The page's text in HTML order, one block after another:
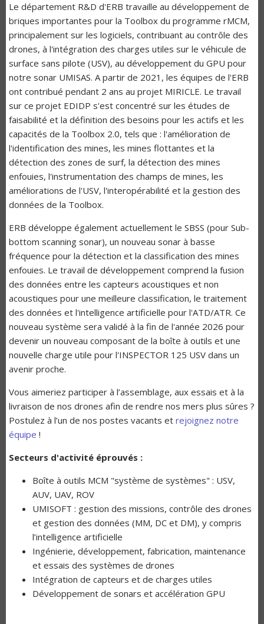
Le département R&D d'ERB travaille au développement de
briques importantes pour la Toolbox du programme rMCM,
principalement sur les logiciels, contribuant au contrôle des
drones, à l'intégration des charges utiles sur le véhicule de
surface sans pilote (USV), au développement du GPU pour
notre sonar UMISAS. A partir de 2021, les équipes de l'ERB
ont contribué pendant 2 ans au projet MIRICLE. Le travail
sur ce projet EDIDP s'est concentré sur les études de
faisabilité et la définition des besoins pour les actifs et les
capacités de la Toolbox 2.0, tels que : l'amélioration de
l'identification des mines, les mines flottantes et la
détection des zones de surf, la détection des mines
enfouies, l'instrumentation des champs de mines, les
améliorations de l'USV, l'interopérabilité et la gestion des
données de la Toolbox.
ERB développe également actuellement le SBSS (pour Sub-
bottom scanning sonar), un nouveau sonar à basse
fréquence pour la détection et la classification des mines
enfouies. Le travail de développement comprend la fusion
des données entre les capteurs acoustiques et non
acoustiques pour une meilleure classification, le traitement
des données et l'intelligence artificielle pour l'ATD/ATR. Ce
nouveau système sera validé à la fin de l'année 2026 pour
devenir un nouveau composant de la boîte à outils et une
nouvelle charge utile pour l'INSPECTOR 125 USV dans un
avenir proche.
Vous aimeriez participer à l’assemblage, aux essais et à la
livraison de nos drones afin de rendre nos mers plus sûres ?
Postulez à l’un de nos postes vacants et rejoignez notre
équipe !
Secteurs d'activité éprouvés :
Boîte à outils MCM "système de systèmes" : USV,
AUV, UAV, ROV
UMISOFT : gestion des missions, contrôle des drones
et gestion des données (MM, DC et DM), y compris
l’intelligence artificielle
Ingénierie, développement, fabrication, maintenance
et essais des systèmes de drones
Intégration de capteurs et de charges utiles
Développement de sonars et accélération GPU